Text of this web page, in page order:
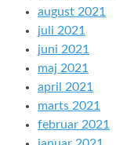
august 2021
juli 2021
juni 2021
maj 2021
april 2021
marts 2021
februar 2021